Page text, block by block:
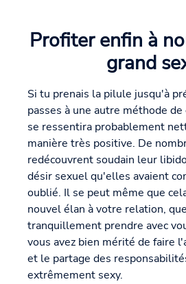
Profiter enfin à
grand
Si tu prenais la pilule jusqu'à
passes à une autre méthode
se ressentira probablement
manière très positive. De
redécouvrent soudain leur
désir sexuel qu'elles avaient
oublié. Il se peut même que
nouvel élan à votre relation,
tranquillement prendre avec
vous avez bien mérité de faire
et le partage des
extrêmement sexy.